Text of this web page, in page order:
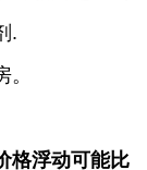
.
格浮动可能比